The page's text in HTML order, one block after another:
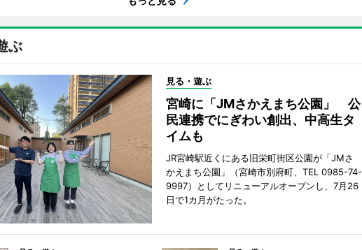
ぶ
見る・遊ぶ
宮崎に「JMさかえまち公園」 公
民連携でにぎわい創出、中高生タ
イムも
JR宮崎駅近くにある旧栄町街区公園が「JMさ
かえまち公園」（宮崎市別府町、TEL 0985-74-
9997）としてリニューアルオープンし、7月26
日で1カ月がたった。